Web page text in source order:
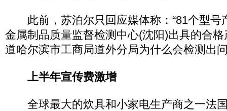
此前，苏泊尔只回应媒体称：“81个型号
金属制品质量监督检测中心(沈阳)出具的合
道哈尔滨市工商局道外分局为什么会检测出
上半年宣传费激增
全球最大的炊具和小家电生产商之一法